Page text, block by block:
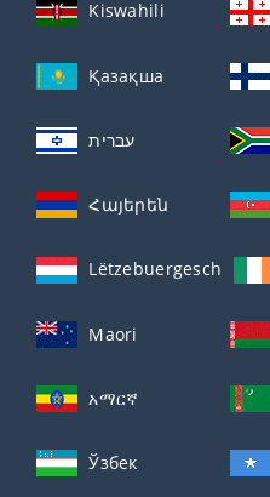
Kiswahili
Қазақша
עברית
Հայերեն
Lëtzebuergesch
Maori
አማርኛ
Ўзбек